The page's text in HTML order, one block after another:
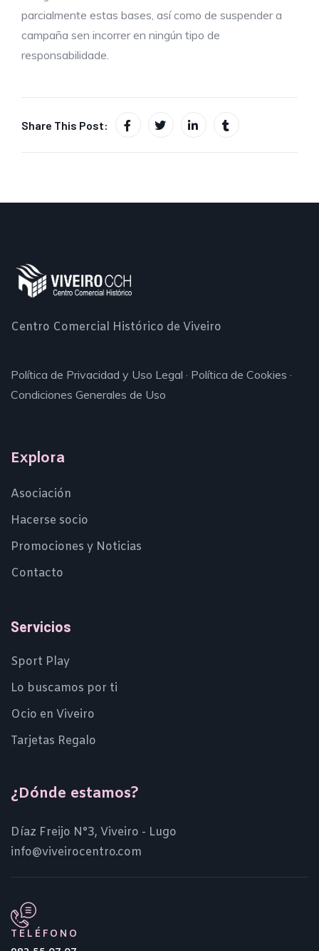
parcialmente estas bases, así como de suspender a
campaña sen incorrer en ningún tipo de
responsabilidade.
Share This Post:
Centro Comercial Histórico de Viveiro
Política de Privacidad y Uso Legal · Política de Cookies ·
Condiciones Generales de Uso
Explora
Asociación
Hacerse socio
Promociones y Noticias
Contacto
Servicios
Sport Play
Lo buscamos por ti
Ocio en Viveiro
Tarjetas Regalo
¿Dónde estamos?
Díaz Freijo N°3, Viveiro - Lugo
info@viveirocentro.com
TELÉFONO